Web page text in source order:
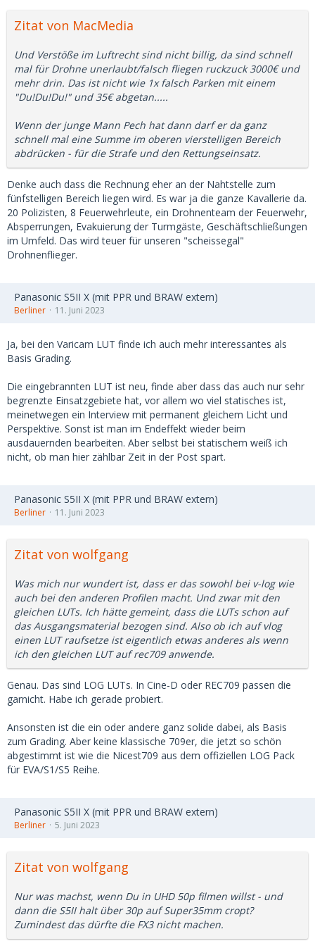
Zitat von MacMedia
Und Verstöße im Luftrecht sind nicht billig, da sind schnell
mal für Drohne unerlaubt/falsch fliegen ruckzuck 3000€ und
mehr drin. Das ist nicht wie 1x falsch Parken mit einem
"Du!Du!Du!" und 35€ abgetan.....
Wenn der junge Mann Pech hat dann darf er da ganz
schnell mal eine Summe im oberen vierstelligen Bereich
abdrücken - für die Strafe und den Rettungseinsatz.
Denke auch dass die Rechnung eher an der Nahtstelle zum
fünfstelligen Bereich liegen wird. Es war ja die ganze Kavallerie da.
20 Polizisten, 8 Feuerwehrleute, ein Drohnenteam der Feuerwehr,
Absperrungen, Evakuierung der Turmgäste, Geschäftschließungen
im Umfeld. Das wird teuer für unseren "scheissegal"
Drohnenflieger.
Panasonic S5II X (mit PPR und BRAW extern)
Berliner 11. Juni 2023
Ja, bei den Varicam LUT finde ich auch mehr interessantes als
Basis Grading.
Die eingebrannten LUT ist neu, finde aber dass das auch nur sehr
begrenzte Einsatzgebiete hat, vor allem wo viel statisches ist,
meinetwegen ein Interview mit permanent gleichem Licht und
Perspektive. Sonst ist man im Endeffekt wieder beim
ausdauernden bearbeiten. Aber selbst bei statischem weiß ich
nicht, ob man hier zählbar Zeit in der Post spart.
Panasonic S5II X (mit PPR und BRAW extern)
Berliner 11. Juni 2023
Zitat von wolfgang
Was mich nur wundert ist, dass er das sowohl bei v-log wie
auch bei den anderen Profilen macht. Und zwar mit den
gleichen LUTs. Ich hätte gemeint, dass die LUTs schon auf
das Ausgangsmaterial bezogen sind. Also ob ich auf vlog
einen LUT raufsetze ist eigentlich etwas anderes als wenn
ich den gleichen LUT auf rec709 anwende.
Genau. Das sind LOG LUTs. In Cine-D oder REC709 passen die
garnicht. Habe ich gerade probiert.
Ansonsten ist die ein oder andere ganz solide dabei, als Basis
zum Grading. Aber keine klassische 709er, die jetzt so schön
abgestimmt ist wie die Nicest709 aus dem offiziellen LOG Pack
für EVA/S1/S5 Reihe.
Panasonic S5II X (mit PPR und BRAW extern)
Berliner 5. Juni 2023
Zitat von wolfgang
Nur was machst, wenn Du in UHD 50p filmen willst - und
dann die S5II halt über 30p auf Super35mm cropt?
Zumindest das dürfte die FX3 nicht machen.